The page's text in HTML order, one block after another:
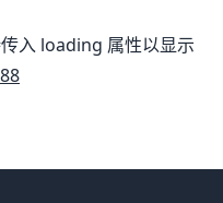
入 loading 属性以显示